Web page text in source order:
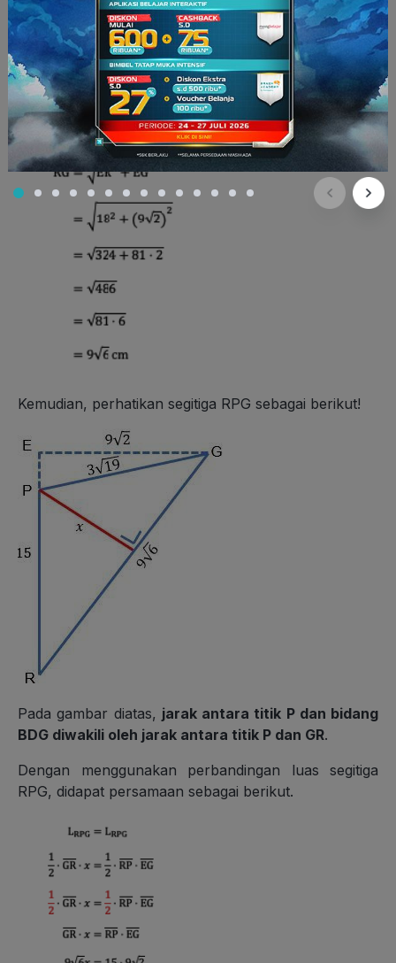
Kemudian, perhatikan segitiga REG dengan siku-siku
di titik E!
Dengan menggunakan Teorema Pythagoras, didapat
panjang RG sebagai berikut.
Kemudian, perhatikan segitiga RPG sebagai berikut!
Pada gambar diatas, jarak antara titik P dan bidang
BDG diwakili oleh jarak antara titik P dan GR.
Dengan menggunakan perbandingan luas segitiga
RPG, didapat persamaan sebagai berikut.